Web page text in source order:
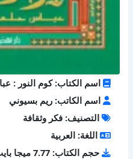
اسم الكتاب: كوم النور :
اسم الكاتب: ريم بسيوني
التصنيف: فكر وثقافة
اللغة: العربية
حجم الكتاب: 7.77 ميجا بايت